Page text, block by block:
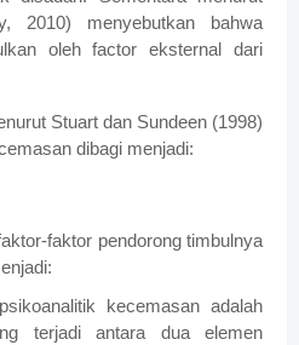
2010) menyebutkan bahwa
oleh factor eksternal dari
Stuart dan Sundeen (1998)
dibagi menjadi:
faktor pendorong timbulnya
kecemasan adalah
terjadi antara dua elemen